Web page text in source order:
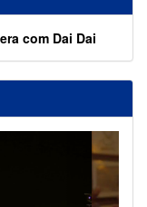
com Dai Dai